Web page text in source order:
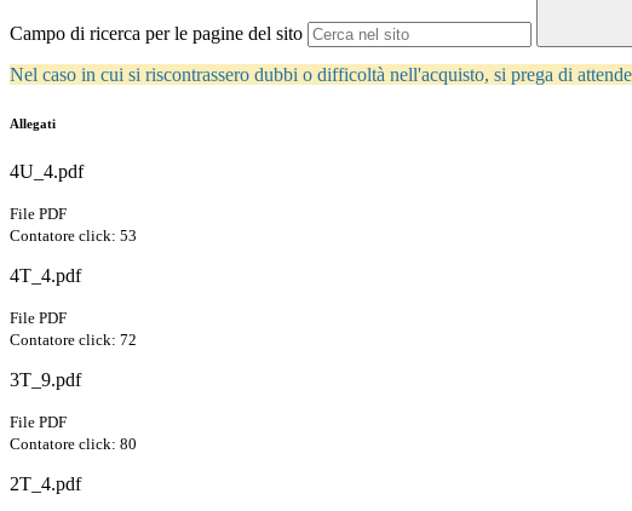
Campo di ricerca per le pagine del sito
Nel caso in cui si riscontrassero dubbi o difficoltà nell'acquisto, si prega di
Allegati
4U_4.pdf
File PDF
Contatore click: 53
4T_4.pdf
File PDF
Contatore click: 72
3T_9.pdf
File PDF
Contatore click: 80
2T_4.pdf